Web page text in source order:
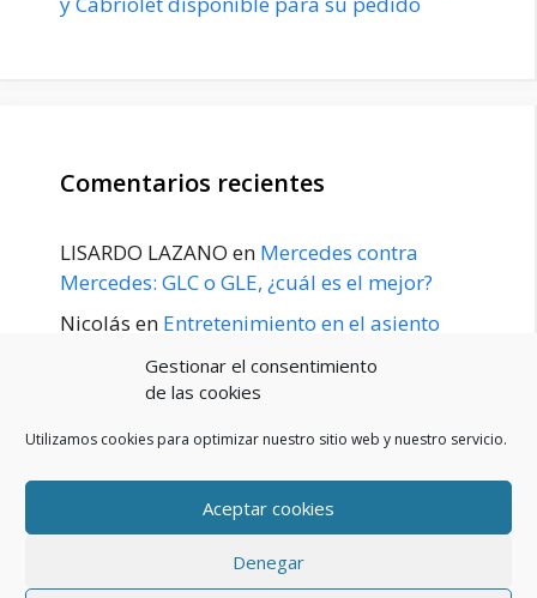
Gestionar el consentimiento
de las cookies
Utilizamos cookies para optimizar nuestro sitio web y nuestro servicio.
Aceptar cookies
Denegar
Comentarios recientes
LISARDO LAZANO en Mercedes contra
Mercedes: GLC o GLE, ¿cuál es el mejor?
Nicolás en Entretenimiento en el asiento
principios de 2020
POLÍTICA DE PRIVACIDAD
Política de cookies (UE)